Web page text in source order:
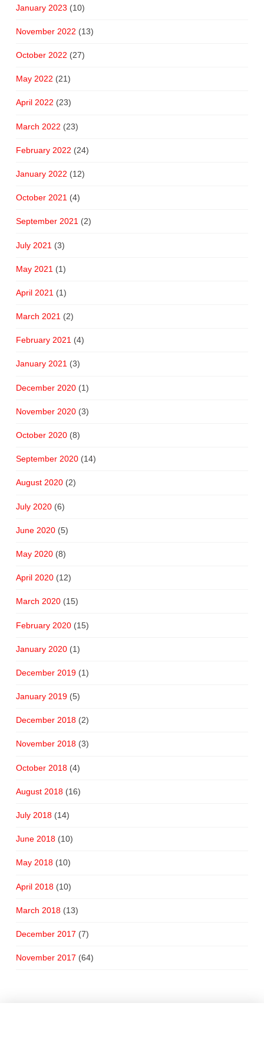
January 2023 (10)
November 2022 (13)
October 2022 (27)
May 2022 (21)
April 2022 (23)
March 2022 (23)
February 2022 (24)
January 2022 (12)
October 2021 (4)
September 2021(2)
July 2021 (3)
May 2021 (1)
April 2021 (1)
March 2021 (2)
February 2021(4)
January 2021(3)
December 2020(1)
November 2020(3)
October 2020(8)
September 2020(14)
August 2020(2)
July 2020(6)
June 2020(5)
May 2020(8)
April 2020(12)
March 2020(15)
February 2020(15)
January 2020(1)
December 2019(1)
January 2019(5)
December 2018(2)
November 2018(3)
October 2018(4)
August 2018(16)
July 2018(14)
June 2018(10)
May 2018(10)
April 2018(10)
March 2018(13)
December 2017 (7)
November 2017 (64)